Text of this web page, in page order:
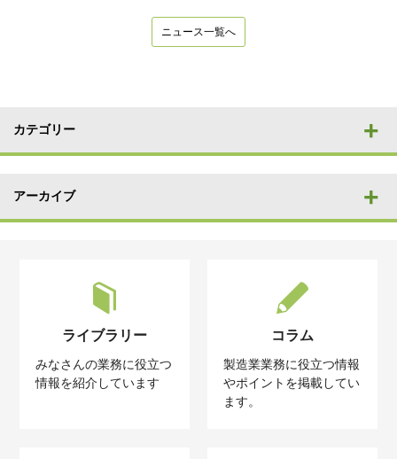
ニュース一覧へ
カテゴリー
アーカイブ
ライブラリー
みなさんの業務に役立つ
情報を紹介しています
コラム
製造業業務に役立つ情報
やポイントを掲載してい
ます。